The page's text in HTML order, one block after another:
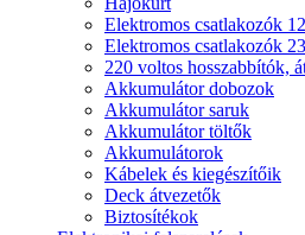
Elektromos csatlakozók
Elektromos csatlakozók
220 voltos hosszabbítók,
Akkumulátor dobozok
Akkumulátor saruk
Akkumulátor töltők
Akkumulátorok
Kábelek és kiegészítőik
Deck átvezetők
Biztosítékok